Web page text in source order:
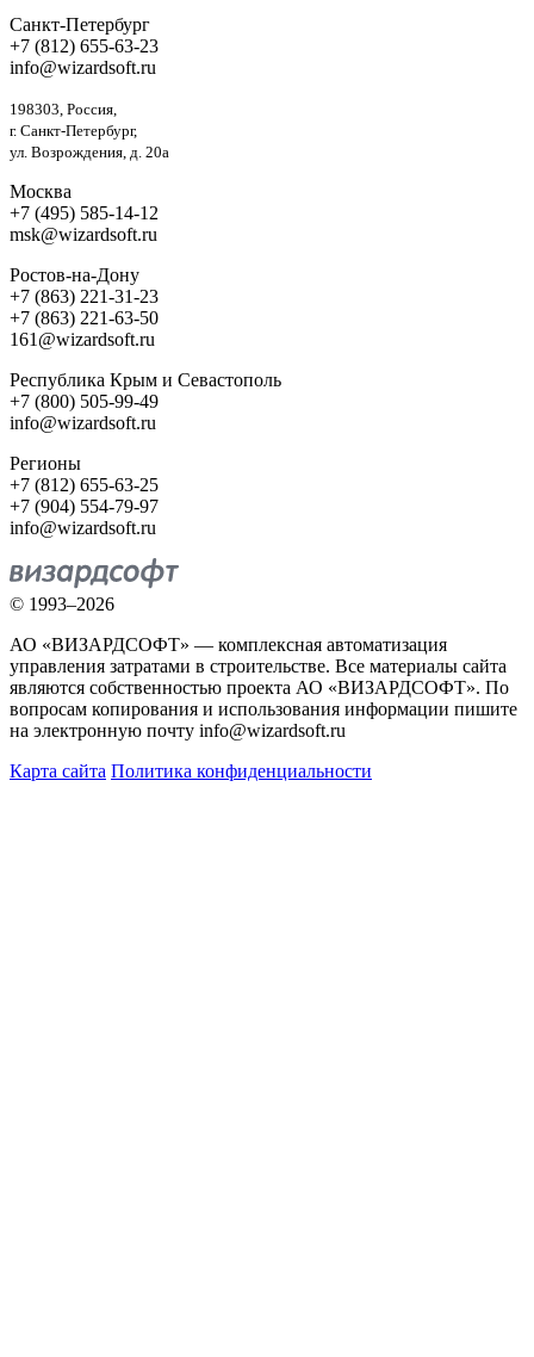
Санкт-Петербург
+7 (812) 655-63-23
info@wizardsoft.ru
198303, Россия,
г. Санкт-Петербург,
ул. Возрождения, д. 20а
Москва
+7 (495) 585-14-12
msk@wizardsoft.ru
Ростов-на-Дону
+7 (863) 221-31-23
+7 (863) 221-63-50
161@wizardsoft.ru
Республика Крым и Севастополь
+7 (800) 505-99-49
info@wizardsoft.ru
Регионы
+7 (812) 655-63-25
+7 (904) 554-79-97
info@wizardsoft.ru
© 1993–2026
АО «ВИЗАРДСОФТ» — комплексная автоматизация
управления затратами в строительстве. Все материалы сайта
являются собственностью проекта АО «ВИЗАРДСОФТ». По
вопросам копирования и использования информации пишите
на электронную почту info@wizardsoft.ru
Карта сайта Политика конфиденциальности